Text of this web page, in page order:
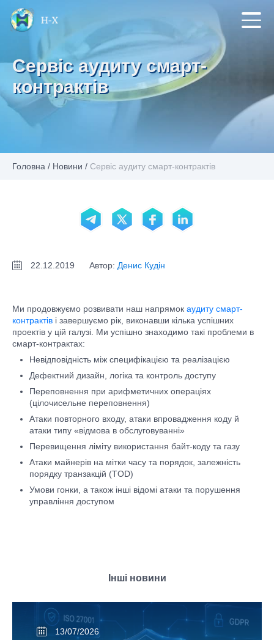
Сервіс аудиту смарт-
контрактів
Головна / Новини / Сервіс аудиту смарт-контрактів
22.12.2019 Автор: Денис Кудін
Ми продовжуємо розвивати наш напрямок аудиту смарт-
контрактів і завершуємо рік, виконавши кілька успішних
проектів у цій галузі. Ми успішно знаходимо такі проблеми в
смарт-контрактах:
Невідповідність між специфікацією та реалізацією
Дефектний дизайн, логіка та контроль доступу
Переповнення при арифметичних операціях
(цілочисельне переповнення)
Атаки повторного входу, атаки впровадження коду й
атаки типу «відмова в обслуговуванні»
Перевищення ліміту використання байт-коду та газу
Атаки майнерів на мітки часу та порядок, залежність
порядку транзакцій (TOD)
Умови гонки, а також інші відомі атаки та порушення
управління доступом
Інші новини
13/07/2026